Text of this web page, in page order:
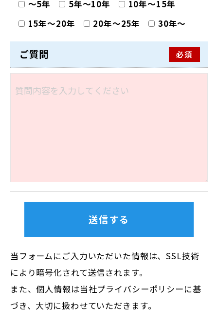
〜5年 5年〜10年
10年〜15年
15年〜20年
20年〜25年 30年〜
ご質問 必須
当フォームにご入力いただいた情報は、SSL技術
により暗号化されて送信されます。
また、個人情報は当社プライバシーポリシーに基
づき、大切に扱わせていただきます。